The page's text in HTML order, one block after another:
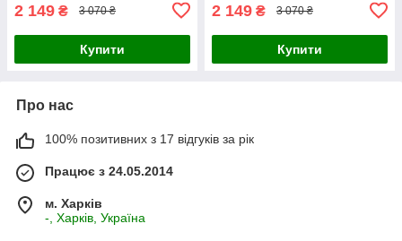
2 149 ₴ 3 070 ₴
Купити
2 149 ₴ 3 070 ₴
Купити
Про нас
100% позитивних з 17 відгуків за рік
Працює з 24.05.2014
м. Харків
-, Харків, Україна